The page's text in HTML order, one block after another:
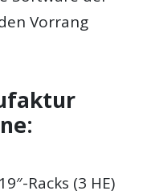
Vorrang
Racks (3 HE)